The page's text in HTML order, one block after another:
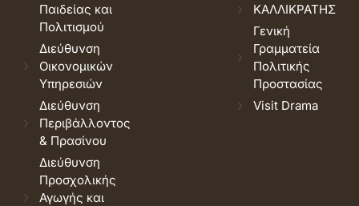
Παιδείας και
Πολιτισμού
Διεύθυνση
Οικονομικών
Υπηρεσιών
Διεύθυνση
Περιβάλλοντος
& Πρασίνου
Διεύθυνση
Προσχολικής
Αγωγής και
ΚΑΛΛΙΚΡΑΤΗΣ
Γενική
Γραμματεία
Πολιτικής
Προστασίας
Visit Drama